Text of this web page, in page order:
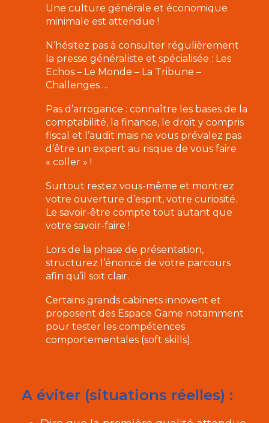
Une culture générale et économique
minimale est attendue !
N’hésitez pas à consulter régulièrement
la presse généraliste et spécialisée : Les
Echos – Le Monde – La Tribune –
Challenges …
Pas d’arrogance : connaître les bases de la
comptabilité, la finance, le droit y compris
fiscal et l’audit mais ne vous prévalez pas
d’être un expert au risque de vous faire
« coller » !
Surtout restez vous-même et montrez
votre ouverture d’esprit, votre curiosité.
Le savoir-être compte tout autant que
votre savoir-faire !
Lors de la phase de présentation,
structurez l’énoncé de votre parcours
afin qu’il soit clair.
Certains grands cabinets innovent et
proposent des Espace Game notamment
pour tester les compétences
comportementales (soft skills).
A éviter (situations réelles) :